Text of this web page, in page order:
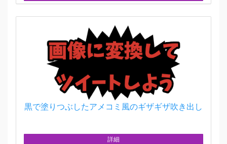
黒で塗りつぶしたアメコミ風のギザギザ吹き出し
詳細